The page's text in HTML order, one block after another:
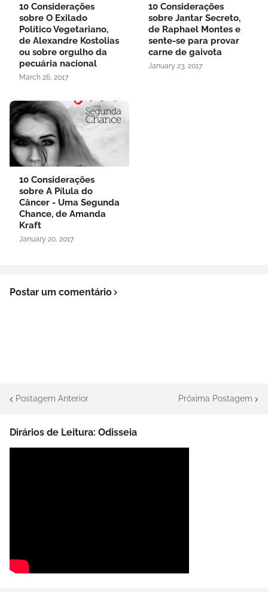
10 Considerações
sobre O Exilado
Político Vegetariano,
de Alexandre Kostolias
ou sobre orgulho da
pecuária nacional
March 26, 2017
10 Considerações
sobre Jantar Secreto,
de Raphael Montes e
sente-se para provar
carne de gaivota
January 23, 2017
10 Considerações
sobre A Pílula do
Câncer - Uma Segunda
Chance, de Amanda
Kraft
January 20, 2017
Postar um comentário
Postagem Anterior Próxima Postagem
Dirários de Leitura: Odisseia